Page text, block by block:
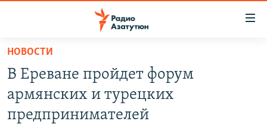
Перейти
основному
содержанию
Перейти
НОВОСТИ
ПОЛИТИКА
НОВОСТИ
В Ереване пройдет форум
армянских и турецких
предпринимателей